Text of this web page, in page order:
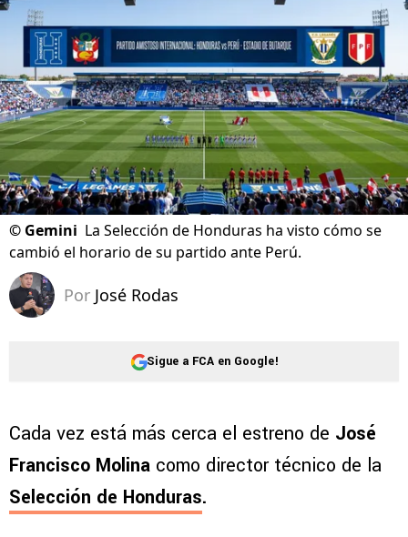
© Gemini La Selección de Honduras ha visto cómo se
cambió el horario de su partido ante Perú.
Por José Rodas
Sigue a FCA en Google!
Cada vez está más cerca el estreno de José
Francisco Molina como director técnico de la
Selección de Honduras.